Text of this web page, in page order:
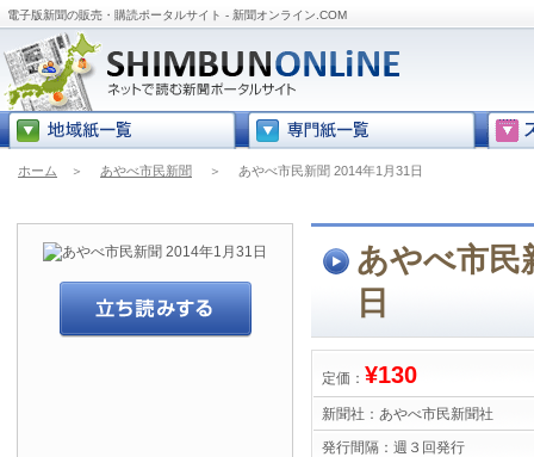
電子版新聞の販売・購読ポータルサイト - 新聞オンライン.COM
ホーム ＞ あやべ市民新聞 ＞ あやべ市民新聞 2014年1月31日
あやべ市民
日
定価： ¥130
新聞社： あやべ市民新聞社
発行間隔： 週３回発行